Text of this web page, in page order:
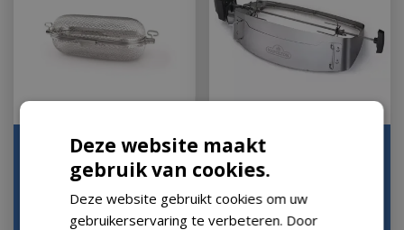
Napoleon BBQ
Grillmand voor Draaispit
Op voorraad
Napoleon BBQ
Rotisserie Draaispit
Pizzaoven voor TravelQ
Let op: bijna uitverkocht!
Deze website maakt
gebruik van cookies.
Deze website gebruikt cookies om uw
gebruikerservaring te verbeteren. Door